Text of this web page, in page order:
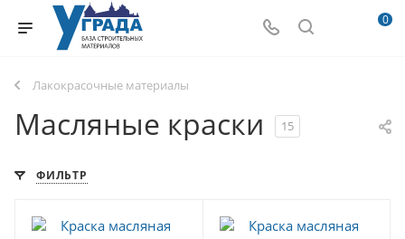
0
Лакокрасочные материалы
Масляные краски 15
ФИЛЬТР